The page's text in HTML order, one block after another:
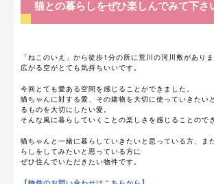
猫との暮らしをぜひ楽しんでみて下さ
「ねこのいえ」から徒歩1分の所に荒川の河川敷がありま
広がる空がとても気持ちいいです。
今回とても愛ある空間を感じることができました。
猫ちゃんに対する愛、その建物を大切に使っていきたい
るものを大切にしたい愛。
そんな風に暮らしていくことの楽しさを感じることので
猫ちゃんと一緒に暮らしていきたいと思っている方、ま
らしをしてみたいと思っている方に
ぜひ住んでいただきたい物件です。